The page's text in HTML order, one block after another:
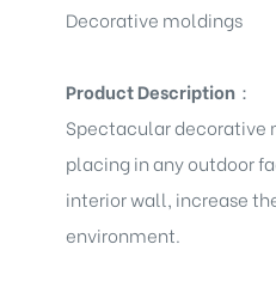
Decorative moldings
Product Description ：
Spectacular decorative
placing in any outdoor
interior wall, increase
environment.